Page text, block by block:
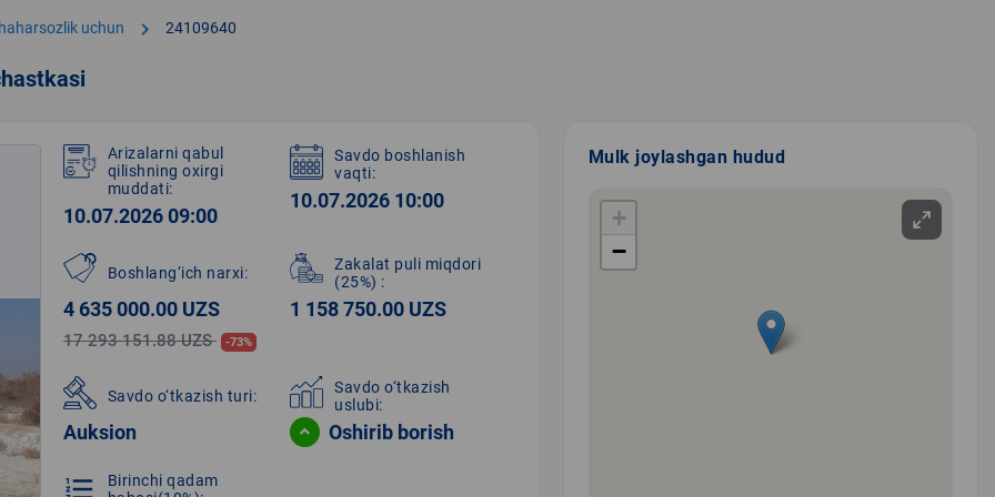
uchun chevron_right 24109640
Arizalarni qabul
qilishning oxirgi
muddati:
10.07.2026 09:00
Savdo boshlanish
vaqti:
10.07.2026 10:00
Boshlang‘ich narxi:
4 635 000.00 UZS
17 293 151.88 UZS -73%
Zakalat puli miqdori
(25%) :
1 158 750.00 UZS
Savdo o‘tkazish turi:
Auksion
Savdo o‘tkazish
uslubi:
Oshirib borish
format_list_numbered
Birinchi qadam
Mulk joylashgan hudud
+
−